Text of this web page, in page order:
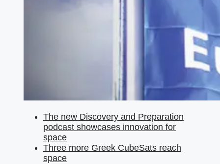
The new Discovery and Preparation
podcast showcases innovation for
space
Three more Greek CubeSats reach
space